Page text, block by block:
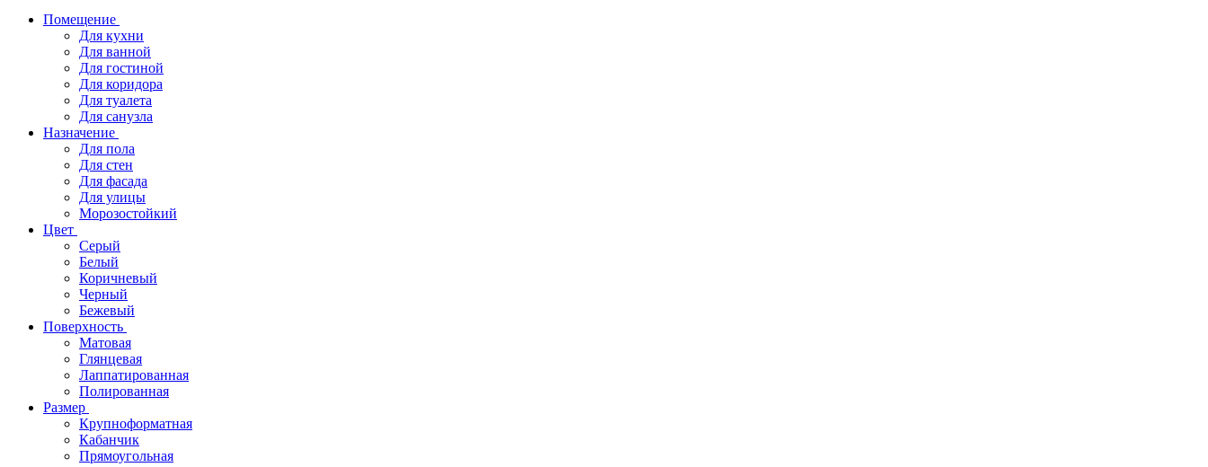
Помещение
Для кухни
Для ванной
Для гостиной
Для коридора
Для туалета
Для санузла
Назначение
Для пола
Для стен
Для фасада
Для улицы
Морозостойкий
Цвет
Серый
Белый
Коричневый
Черный
Бежевый
Поверхность
Матовая
Глянцевая
Лаппатированная
Полированная
Размер
Крупноформатная
Кабанчик
Прямоугольная